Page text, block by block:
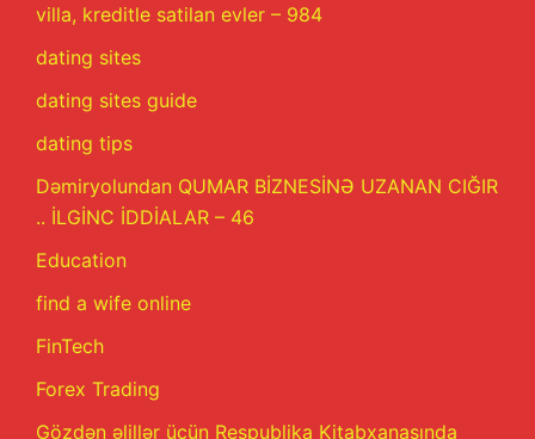
villa, kreditle satilan evler – 984
dating sites
dating sites guide
dating tips
Dəmiryolundan QUMAR BİZNESİNƏ UZANAN CIĞIR
.. İLGİNC İDDİALAR – 46
Education
find a wife online
FinTech
Forex Trading
Gözdən əlillər üçün Respublika Kitabxanasında